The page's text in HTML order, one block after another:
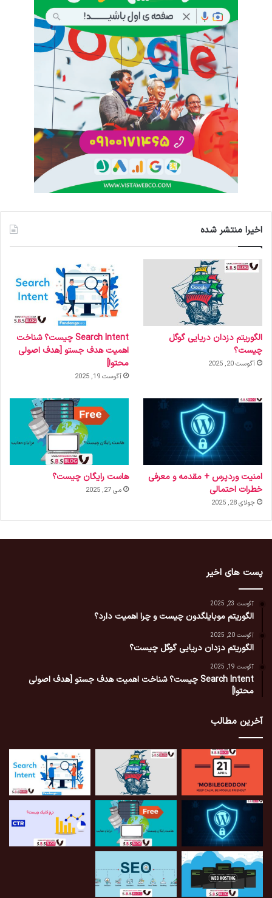
اخیرا منتشر شده
الگوریتم دزدان دریایی گوگل
چیست؟
آگوست 20, 2025
Search Intent چیست؟ شناخت
اهمیت هدف جستو [هدف اصولی
محتوا]
آگوست 19, 2025
امنیت وردپرس + مقدمه و معرفی
خطرات احتمالی
جولای 28, 2025
هاست رایگان چیست؟
می 27, 2025
پست های اخیر
آگوست 23, 2025
الگوریتم موبایلگدون چیست و چرا اهمیت دارد؟
آگوست 20, 2025
الگوریتم دزدان دریایی گوگل چیست؟
آگوست 19, 2025
Search Intent چیست؟ شناخت اهمیت هدف جستو [هدف اصولی
محتوا]
آخرین مطالب